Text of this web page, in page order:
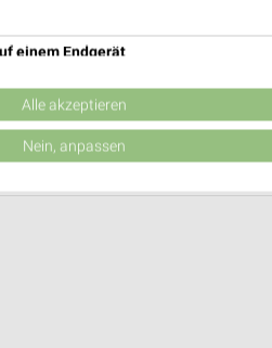
| Geschlossen
einem Endgerät
Alle akzeptieren
Nein, anpassen